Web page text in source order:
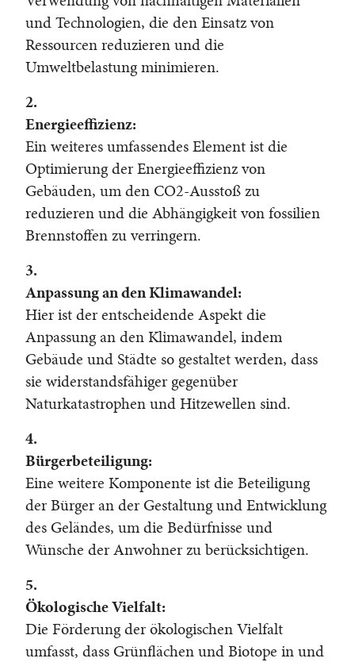
und Technologien, die den Einsatz von
Ressourcen reduzieren und die
Umweltbelastung minimieren.
2.
Energieeffizienz:
Ein weiteres umfassendes Element ist die
Optimierung der Energieeffizienz von
Gebäuden, um den CO2-Ausstoß zu
reduzieren und die Abhängigkeit von fossilien
Brennstoffen zu verringern.
3.
Anpassung an den Klimawandel:
Hier ist der entscheidende Aspekt die
Anpassung an den Klimawandel, indem
Gebäude und Städte so gestaltet werden, dass
sie widerstandsfähiger gegenüber
Naturkatastrophen und Hitzewellen sind.
4.
Bürgerbeteiligung:
Eine weitere Komponente ist die Beteiligung
der Bürger an der Gestaltung und Entwicklung
des Geländes, um die Bedürfnisse und
Wünsche der Anwohner zu berücksichtigen.
5.
Ökologische Vielfalt:
Die Förderung der ökologischen Vielfalt
umfasst, dass Grünflächen und Biotope in und